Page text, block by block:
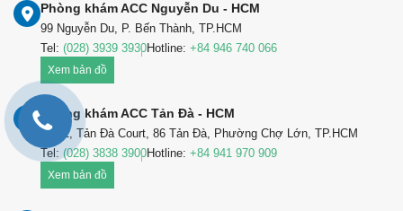
Phòng khám ACC Nguyễn Du - HCM
99 Nguyễn Du, P. Bến Thành, TP.HCM
Tel: (028) 3939 3930Hotline: +84 946 740 066
Xem bản đồ
Phòng khám ACC Tản Đà - HCM
Lầu 1, Tản Đà Court, 86 Tản Đà, Phường Chợ Lớn, TP.HCM
Tel: (028) 3838 3900Hotline: +84 941 970 909
Xem bản đồ